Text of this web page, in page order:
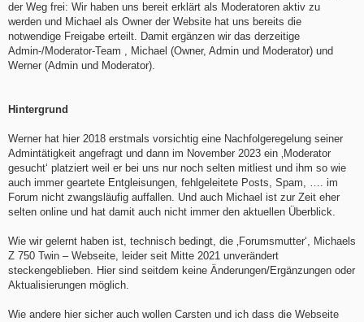
der Weg frei: Wir haben uns bereit erklärt als Moderatoren aktiv zu
werden und Michael als Owner der Website hat uns bereits die
notwendige Freigabe erteilt. Damit ergänzen wir das derzeitige
Admin-/Moderator-Team , Michael (Owner, Admin und Moderator) und
Werner (Admin und Moderator).
Hintergrund
Werner hat hier 2018 erstmals vorsichtig eine Nachfolgeregelung seiner
Admintätigkeit angefragt und dann im November 2023 ein ‚Moderator
gesucht‘ platziert weil er bei uns nur noch selten mitliest und ihm so wie
auch immer geartete Entgleisungen, fehlgeleitete Posts, Spam, …. im
Forum nicht zwangsläufig auffallen. Und auch Michael ist zur Zeit eher
selten online und hat damit auch nicht immer den aktuellen Überblick.
Wie wir gelernt haben ist, technisch bedingt, die ‚Forumsmutter‘, Michaels
Z 750 Twin – Webseite, leider seit Mitte 2021 unverändert
steckengeblieben. Hier sind seitdem keine Änderungen/Ergänzungen oder
Aktualisierungen möglich.
Wie andere hier sicher auch wollen Carsten und ich dass die Webseite